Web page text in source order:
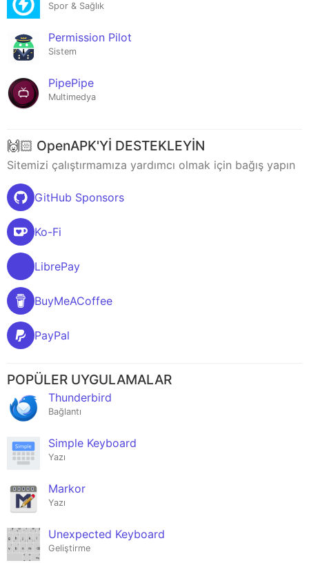
Spor & Sağlık
Permission Pilot
Sistem
PipePipe
Multimedya
🙌🏻 OpenAPK'Yİ DESTEKLEYİN
Sitemizi çalıştırmamıza yardımcı olmak için bağış yapın
GitHub Sponsors
Ko-Fi
LibrePay
BuyMeACoffee
PayPal
POPÜLER UYGULAMALAR
Thunderbird
Bağlantı
Simple Keyboard
Yazı
Markor
Yazı
Unexpected Keyboard
Geliştirme